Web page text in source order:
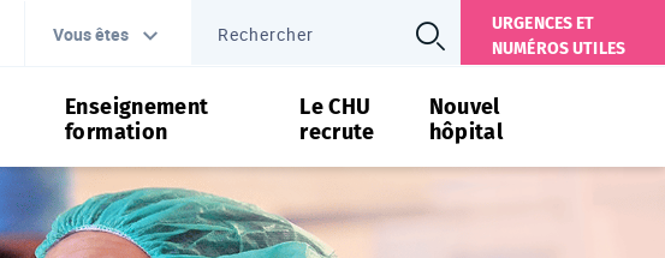
Vous êtes
URGENCES ET
NUMÉROS UTILES
Enseignement
formation
Le CHU
recrute
Nouvel
hôpital